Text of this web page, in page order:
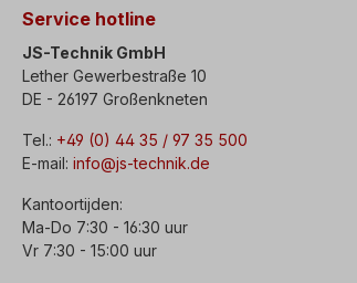
motor stilstaat!
Service hotline
JS-Technik GmbH
Lether Gewerbestraße 10
DE - 26197 Großenkneten
Tel.: +49 (0) 44 35 / 97 35 500
E-mail: info@js-technik.de
Kantoortijden:
Ma-Do 7:30 - 16:30 uur
Vr 7:30 - 15:00 uur